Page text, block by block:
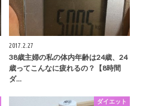
2017.2.27
38歳主婦の私の体内年齢は24歳、24
歳ってこんなに疲れるの？【8時間
ダ…
ダイエット